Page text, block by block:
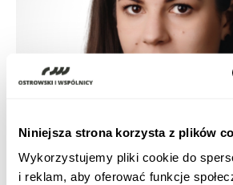
Niniejsza strona korzysta z plików
Wykorzystujemy pliki cookie do
i reklam, aby oferować funkcje